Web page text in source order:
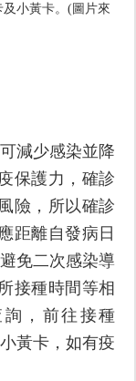
小黃卡。(圖片來
減少感染並降
保護力，確診
險，所以確診
距離自發病日
免二次感染導
接種時間等相
詢 ，前往接種
黃卡，如有疫